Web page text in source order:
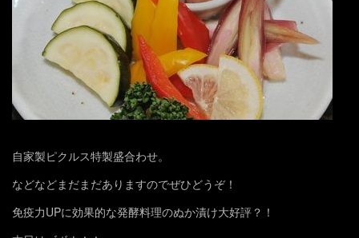
自家製ピクルス特製盛合わせ。
などなどまだまだありますのでぜひどうぞ！
免疫力UPに効果的な発酵料理のぬか漬け大好評？！